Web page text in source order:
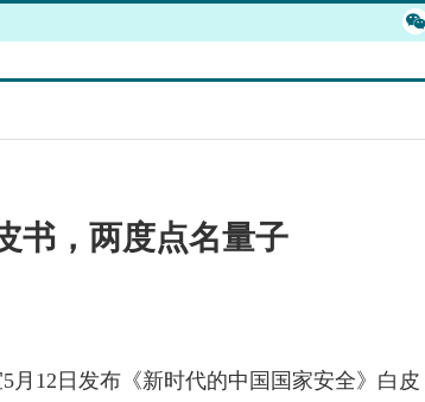
书，两度点名量子
月12日发布《新时代的中国国家安全》白皮